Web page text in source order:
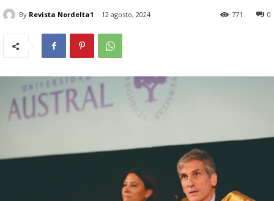
By Revista Nordelta1 12 agosto, 2024 0
771